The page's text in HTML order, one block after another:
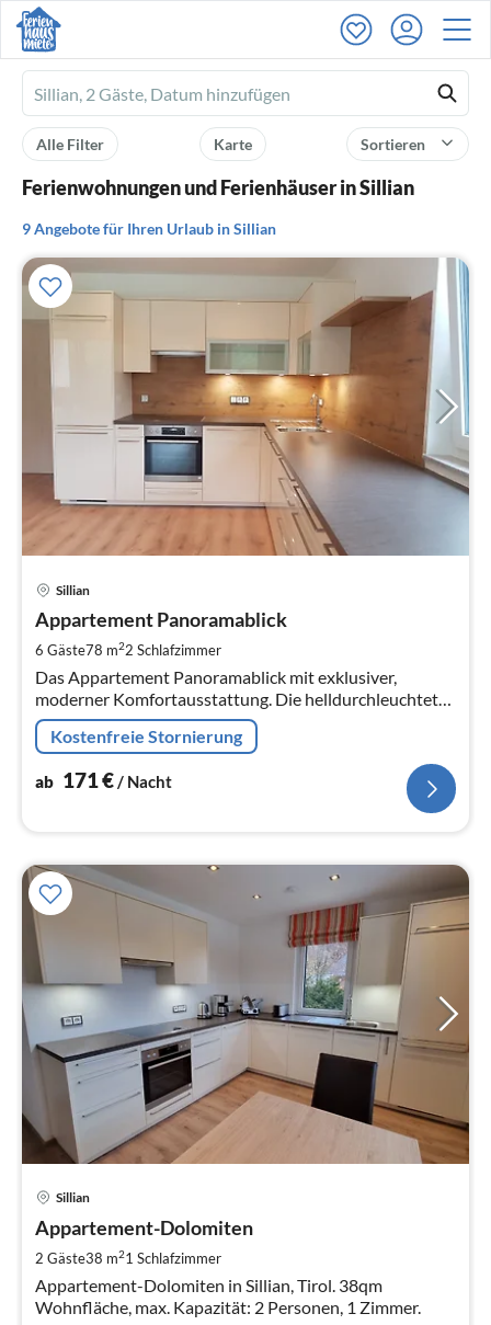
Ferienhausmiete
logo
Sortieren
Karte
Alle Filter
Ferienwohnungen und Ferienhäuser in Sillian
9 Angebote für Ihren Urlaub in Sillian
Sillian
Appartement Panoramablick
6 Gäste78 m22 Schlafzimmer
Das Appartement Panoramablick mit exklusiver,
moderner Komfortausstattung. Die helldurchleuchtete
Wohnküche bietet einen Ausgang auf die Loggia
Kostenfreie Stornierung
ab 171€/ Nacht
Sillian
Appartement-Dolomiten
2 Gäste38 m21 Schlafzimmer
Appartement-Dolomiten in Sillian, Tirol. 38qm
Wohnfläche, max. Kapazität: 2 Personen, 1 Zimmer.